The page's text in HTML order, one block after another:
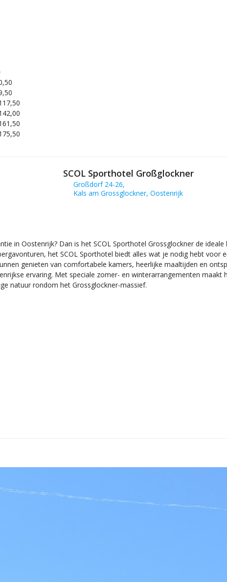
SCOL Sporthotel Großglockner
Großdorf 24-26,
Kals am Grossglockner, Oostenrijk
in Oostenrijk? Dan is het SCOL Sporthotel Grossglockner de
het SCOL Sporthotel biedt alles wat je nodig hebt voor
genieten van comfortabele kamers, heerlijke maaltijden en
ervaring. Met speciale zomer- en winterarrangementen maakt
natuur rondom het Grossglockner-massief.